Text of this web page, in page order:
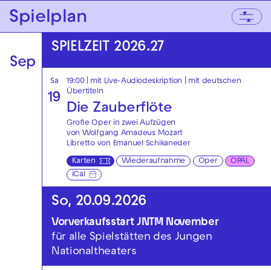
Zur Hauptnavigation springen
Zum Hauptinhalt springen Zum Footer springen
Spielplan
Sep
SPIELZEIT 2026.27
Sa
19
19:00| mit Live-Audiodeskription
mit deutschen
Übertiteln
Die Zauberflöte
Große Oper in zwei Aufzügen
von Wolfgang Amadeus Mozart
Libretto von Emanuel Schikaneder
Karten Wiederaufnahme Oper
OPAL
iCal
So, 20.09.2026
Vorverkaufsstart JNTM November
für alle Spielstätten des Jungen
Nationaltheaters